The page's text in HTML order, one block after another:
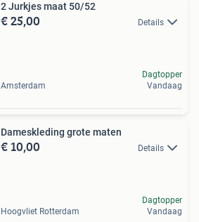
2 Jurkjes maat 50/52
€ 25,00 Details
Amsterdam
Dagtopper
Vandaag
Dameskleding grote maten
€ 10,00 Details
Hoogvliet Rotterdam
Dagtopper
Vandaag